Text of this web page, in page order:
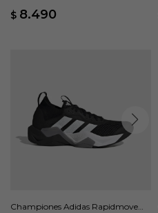
$ 8.490
Championes Adidas Rapidmove